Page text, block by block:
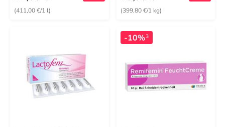
(411,00 €/1 l) (399,80 €/1 kg)
-10%3